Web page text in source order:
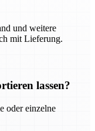
und weitere
mit Lieferung.
lassen?
oder einzelne